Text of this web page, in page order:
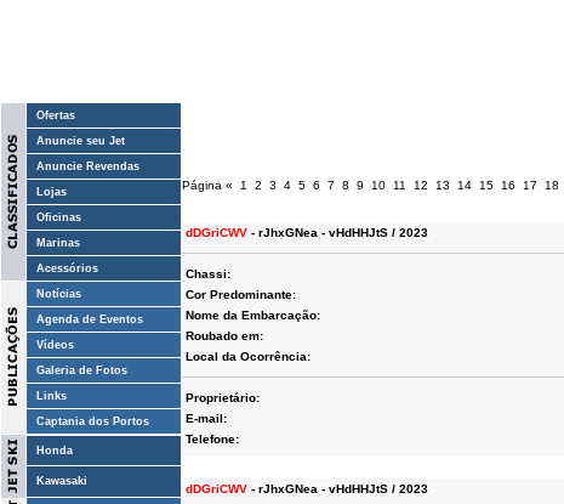
Ofertas
Anuncie seu Jet
Anuncie Revendas
Lojas
Oficinas
Marinas
Acessórios
Notícias
Agenda de Eventos
Vídeos
Galeria de Fotos
Links
Captania dos Portos
Honda
Kawasaki
Página « 1 2 3 4 5 6 7 8 9 10 11 12 13 14 15 16 17 18
dDGriCWV - rJhxGNea - vHdHHJtS / 2023
Chassi:
Cor Predominante:
Nome da Embarcação:
Roubado em:
Local da Ocorrência:
Proprietário:
E-mail:
Telefone:
dDGriCWV - rJhxGNea - vHdHHJtS / 2023